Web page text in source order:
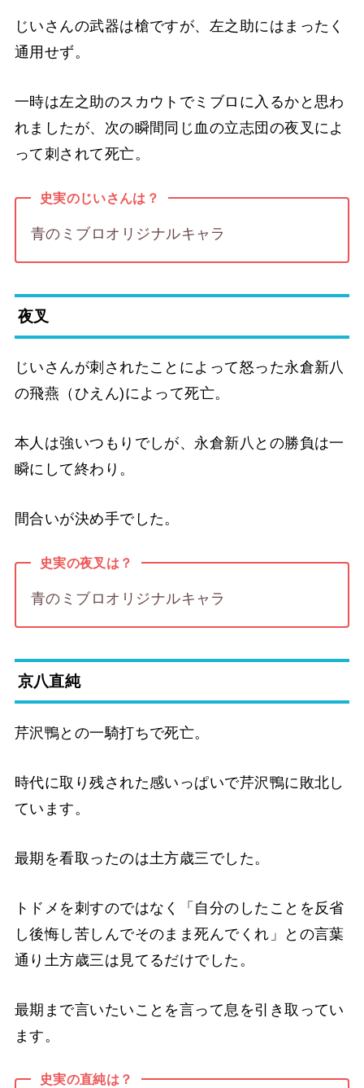
じいさんの武器は槍ですが、左之助にはまったく
通用せず。
一時は左之助のスカウトでミブロに入るかと思わ
れましたが、次の瞬間同じ血の立志団の夜叉によ
って刺されて死亡。
史実のじいさんは？
青のミブロオリジナルキャラ
夜叉
じいさんが刺されたことによって怒った永倉新八
の飛燕（ひえん)によって死亡。
本人は強いつもりでしが、永倉新八との勝負は一
瞬にして終わり。
間合いが決め手でした。
史実の夜叉は？
青のミブロオリジナルキャラ
京八直純
芹沢鴨との一騎打ちで死亡。
時代に取り残された感いっぱいで芹沢鴨に敗北し
ています。
最期を看取ったのは土方歳三でした。
トドメを刺すのではなく「自分のしたことを反省
し後悔し苦しんでそのまま死んでくれ」との言葉
通り土方歳三は見てるだけでした。
最期まで言いたいことを言って息を引き取ってい
ます。
史実の直純は？